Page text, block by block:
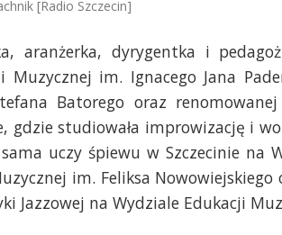
[Radio Szczecin]
aranżerka, dyrygentka i
im. Ignacego Jana
Batorego oraz
gdzie studiowała improwizację i
uczy śpiewu w Szczecinie na
im. Feliksa
Jazzowej na Wydziale Edukacji